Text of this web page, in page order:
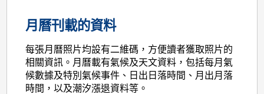
月曆刊載的資料
每張月曆照片均設有二維碼，方便讀者獲取照片的
相關資訊。月曆載有氣候及天文資料，包括每月氣
候數據及特別氣候事件、日出日落時間、月出月落
時間，以及潮汐漲退資料等。